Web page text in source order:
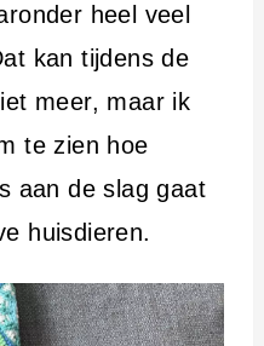
heel veel
kan tijdens de
meer, maar ik
te zien hoe
aan de slag gaat
huisdieren.